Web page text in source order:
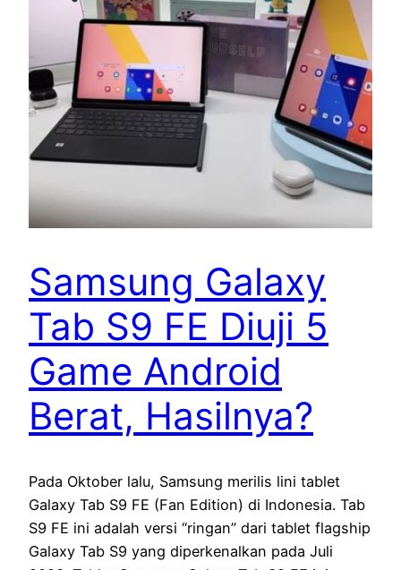
Samsung Galaxy
Tab S9 FE Diuji 5
Game Android
Berat, Hasilnya?
Pada Oktober lalu, Samsung merilis lini tablet
Galaxy Tab S9 FE (Fan Edition) di Indonesia. Tab
S9 FE ini adalah versi “ringan” dari tablet flagship
Galaxy Tab S9 yang diperkenalkan pada Juli